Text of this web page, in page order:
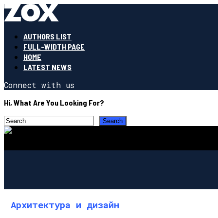
AUTHORS LIST
FULL-WIDTH PAGE
HOME
LATEST NEWS
Connect with us
Hi, What Are You Looking For?
Архитектура и дизайн